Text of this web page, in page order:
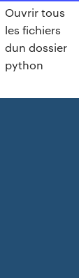
Ouvrir tous
les fichiers
dun dossier
python